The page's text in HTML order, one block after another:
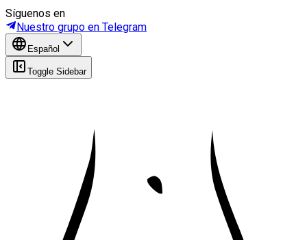
Síguenos en
Nuestro grupo en Telegram
Español
Toggle Sidebar